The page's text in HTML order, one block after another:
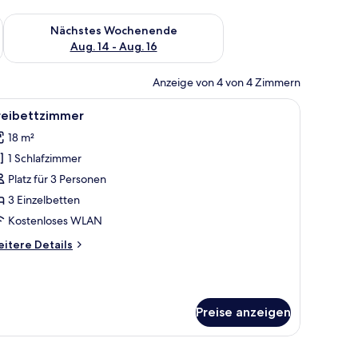
Aug. 7 - Aug. 9.
Nächstes Wochenende
Aug. 14 - Aug. 16
Überprüfe die Verfügbarkeit für nächstes Wochenende, Aug.
Anzeige von 4 von 4 Zimmern
einem Holztisch mit Stuhl, einem Bett mit weißer Bettwäsche
Ein Hotelzimmer mit drei Einzelbetten,
8
18 m²
1 Schlafzimmer
Platz für 3 Personen
3 Einzelbetten
Kostenloses WLAN
Details
Preise anzeigen